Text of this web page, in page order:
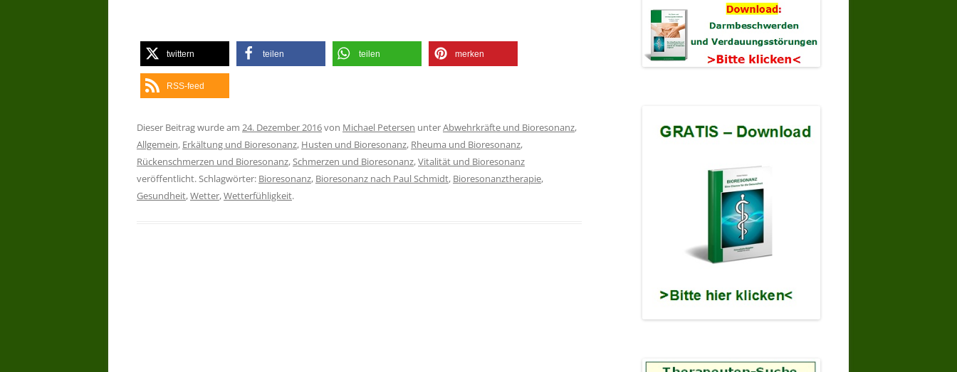
twittern teilen teilen merken
RSS-feed
Dieser Beitrag wurde am 24. Dezember 2016von Michael Petersen unterAbwehrkräfte und Bioresonanz,
Allgemein, Erkältung und Bioresonanz, Husten und Bioresonanz, Rheuma und Bioresonanz,
Rückenschmerzen und Bioresonanz,Schmerzen und Bioresonanz,Vitalität und Bioresonanz
veröffentlicht. Schlagwörter: Bioresonanz, Bioresonanz nach Paul Schmidt, Bioresonanztherapie,
Gesundheit,Wetter,Wetterfühligkeit.